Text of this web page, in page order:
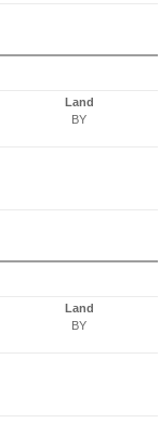
Land
BY
Land
BY